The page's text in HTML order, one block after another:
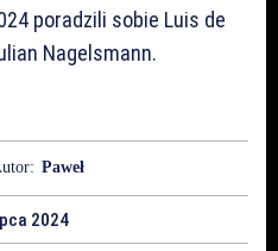
poradzili sobie Luis de
Nagelsmann.
Paweł
2024